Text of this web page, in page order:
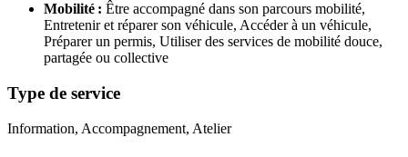
Mobilité : Être accompagné dans son parcours mobilité,
Entretenir et réparer son véhicule, Accéder à un véhicule,
Préparer un permis, Utiliser des services de mobilité douce,
partagée ou collective
Type de service
Information, Accompagnement, Atelier